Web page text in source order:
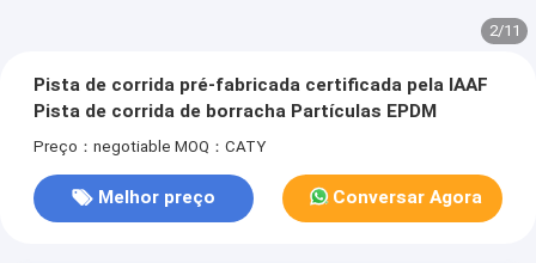
2/11
Pista de corrida pré-fabricada certificada pela IAAF
Pista de corrida de borracha Partículas EPDM
Preço：negotiable MOQ：CATY
Melhor preço Conversar Agora